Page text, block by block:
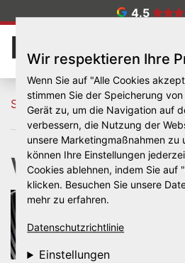
Wir respektieren Ihre
Wenn Sie auf "Alle Cookies
stimmen Sie der Speicherung
Gerät zu, um die Navigation auf
verbessern, die Nutzung der
unsere Marketingmaßnahmen zu
können Ihre Einstellungen
Cookies ablehnen, indem Sie auf
klicken. Besuchen Sie unsere
mehr zu erfahren.
Datenschutzrichtlinie
Einstellungen
4.5
Startseite Reifen Winterreifen
Winterreifen